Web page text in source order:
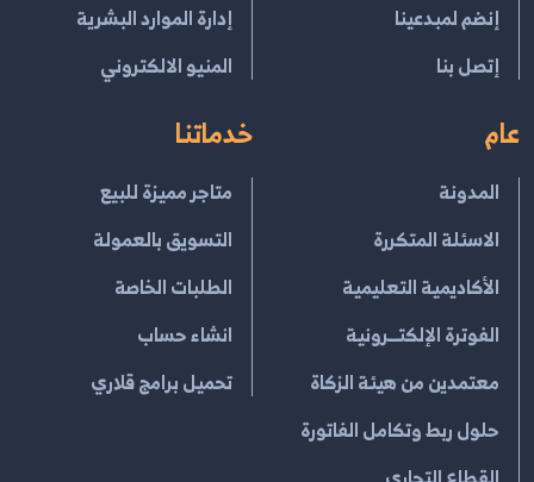
إنضم لمبدعينا
إتصل بنا
إدارة الموارد البشرية
المنيو الالكتروني
عام
المدونة
الاسئلة المتكررة
الأكاديمية التعليمية
الفوترة الإلكتــرونية
معتمدين من هيئة الزكاة
حلول ربط وتكامل الفاتورة
خدماتنا
متاجر مميزة للبيع
التسويق بالعمولة
الطلبات الخاصة
انشاء حساب
تحميل برامج قلاري